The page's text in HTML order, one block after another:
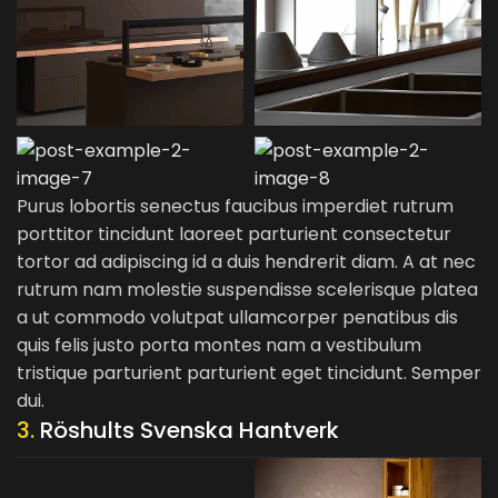
Purus lobortis senectus faucibus imperdiet rutrum
porttitor tincidunt laoreet parturient consectetur
tortor ad adipiscing id a duis hendrerit diam. A at nec
rutrum nam molestie suspendisse scelerisque platea
a ut commodo volutpat ullamcorper penatibus dis
quis felis justo porta montes nam a vestibulum
tristique parturient parturient eget tincidunt. Semper
dui.
3. Röshults Svenska Hantverk